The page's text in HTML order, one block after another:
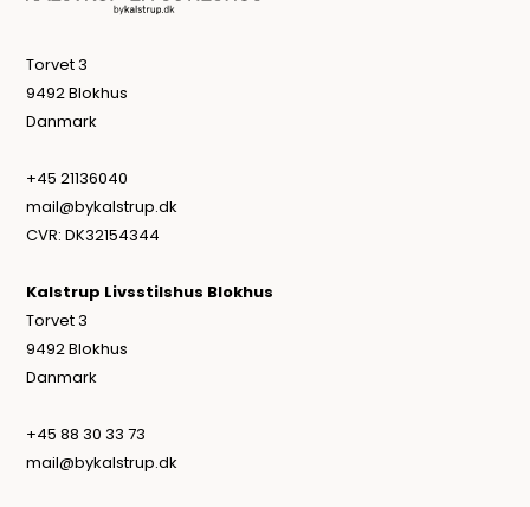
Torvet 3
9492 Blokhus
Danmark
+45 21136040
mail@bykalstrup.dk
CVR: DK32154344
Kalstrup Livsstilshus Blokhus
Torvet 3
9492 Blokhus
Danmark
+45 88 30 33 73
mail@bykalstrup.dk